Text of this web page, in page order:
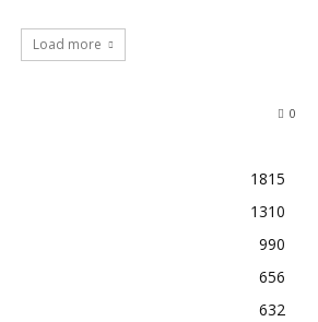
Load more
0
1815
1310
990
656
632